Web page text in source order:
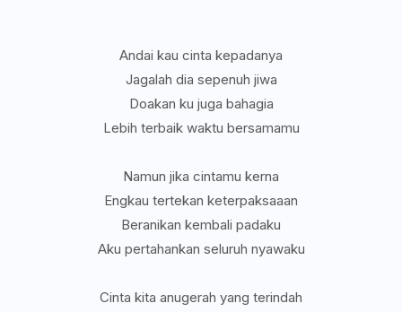
Andai kau cinta kepadanya
Jagalah dia sepenuh jiwa
Doakan ku juga bahagia
Lebih terbaik waktu bersamamu
Namun jika cintamu kerna
Engkau tertekan keterpaksaaan
Beranikan kembali padaku
Aku pertahankan seluruh nyawaku
Cinta kita anugerah yang terindah